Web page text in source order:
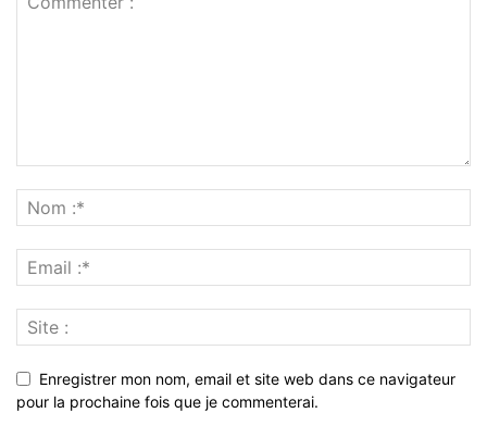
Enregistrer mon nom, email et site web dans ce navigateur
pour la prochaine fois que je commenterai.